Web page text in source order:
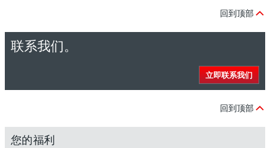
回到顶部
联系我们。
立即联系我们
回到顶部
您的福利